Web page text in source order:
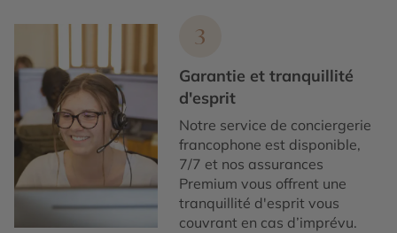
3
Garantie et tranquillité
d'esprit
Notre service de conciergerie
francophone est disponible,
7/7 et nos assurances
Premium vous offrent une
tranquillité d'esprit vous
couvrant en cas d’imprévu.